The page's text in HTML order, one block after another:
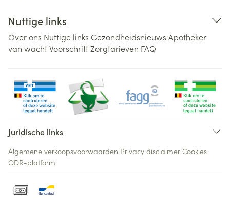
Nuttige links
Over ons Nuttige links Gezondheidsnieuws Apotheker
van wachtVoorschriftZorgtarieven FAQ
Juridische links
Algemene verkoopsvoorwaarden Privacy disclaimer Cookies
ODR-platform